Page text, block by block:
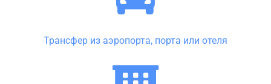
Трансфер из аэропорта, порта или отеля